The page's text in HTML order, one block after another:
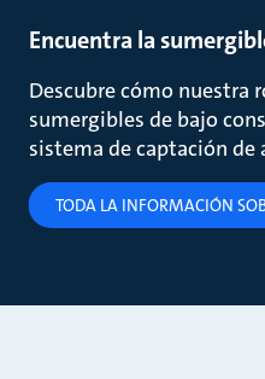
Encuentra la
Descubre cómo nuestra
sumergibles de bajo
sistema de captación de
TODA LA INFORMACIÓN